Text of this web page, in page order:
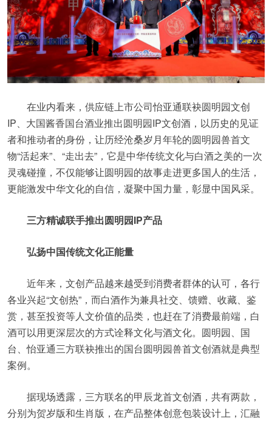
在业内看来，供应链上市公司怡亚通联袂圆明园文创
IP、大国酱香国台酒业推出圆明园IP文创酒，以历史的见证
者和推动者的身份，让历经沧桑岁月年轮的圆明园兽首文
物“活起来”、“走出去”，它是中华传统文化与白酒之美的一次
灵魂碰撞，不仅能够让圆明园的故事走进更多国人的生活，
更能激发中华文化的自信，凝聚中国力量，彰显中国风采。
三方精诚联手推出圆明园IP产品
弘扬中国传统文化正能量
近年来，文创产品越来越受到消费者群体的认可，各行
各业兴起“文创热”，而白酒作为兼具社交、馈赠、收藏、鉴
赏，甚至投资等人文价值的品类，也赶在了消费最前端，白
酒可以用更深层次的方式诠释文化与酒文化。圆明园、国
台、怡亚通三方联袂推出的国台圆明园兽首文创酒就是典型
案例。
据现场透露，三方联名的甲辰龙首文创酒，共有两款，
分别为贺岁版和生肖版，在产品整体创意包装设计上，汇融